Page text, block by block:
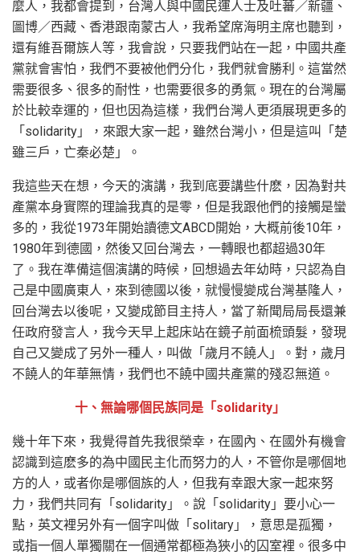
麼人，我都會提到，台灣人與中國民運人士及吐蕃／新疆、
圖博／西藏、香港跟南蒙古人，我希望席海明主席也聽到，
還有維吾爾族人等，我會說，只要我們站在一起，中國共產
黨就會害怕，我們不要被他們分化，我們就會勝利。這當然
需要很多、很多的耐性，也需要很多的勇氣。現在的台灣屬
於比較幸運的，但也因為這樣，我們台灣人更須展現更多的
「solidarity」，來跟大家一起，雖然台灣小，但是這叫「楚
雖三戶，亡秦必楚」。
我這些天在想，今天的演講，我到底要講些什麽，因為對共
產黨本身實際的理論我真的是零，但是我跟他們的接觸是蠻
多的，我從1973年開始讀德文ABCD開始，大概前後10年，
1980年到德國，然後又回台灣去，一轉眼也都超過30年
了。我在準備這個演講的時候，回想過去年幼時，只認為自
己是中國廣東人，來到德國以後，就慢慢變成台灣基隆人，
回台灣去以後呢，又變成節目主持人，當了新聞局局長還兼
任政府發言人，我今天早上起床站在鏡子前面梳頭髮，發現
自己又變成了另外一種人，叫做「歲月不饒人」。對，歲月
不饒人的年華無情，我們也不饒中國共產黨的殘忍無道。
十、無論哪個民族同是「solidarity」
幾十年下來，我覺得首先我很榮幸，在國內、在國外有機會
認識到這麽多的為中國民主化而努力的人，不管你是哪個地
方的人，或者你是哪個族的人，但我有幸跟大家一起來努
力，我們共同有「solidarity」。說「solidarity」要小心一
點，英文裡另外有一個字叫做「solitary」，意思是孤獨，
或指一個人單獨關在一個通常都極為狹小的囚室裡。很多中